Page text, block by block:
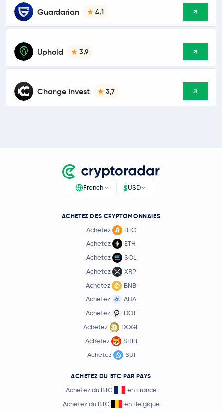
Guardarian 4,1
Uphold 3,9
Change Invest 3,7
French $USD
ACHETEZ DES CRYPTOMONNAIES
Achetez
BTC
Achetez
ETH
Achetez
SOL
Achetez
XRP
Achetez
BNB
Achetez
ADA
Achetez
DOT
Achetez
DOGE
Achetez
SHIB
Achetez
SUI
ACHETEZ DU BTC PAR PAYS
Achetez du BTC
en France
Achetez du BTC
en Belgique